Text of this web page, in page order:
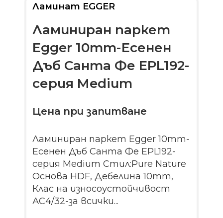
Ламинат EGGER
Ламиниран паркет
Egger 10mm-Есенен
Дъб Санта Фе EPL192-
серия Medium
Цена при запитване
Ламиниран паркет Egger 10mm-
Есенен Дъб Санта Фе EPL192-
серия Medium Стил:Pure Nature
Основа HDF, Дебелина 10mm,
Клас на износоустойчивост
АС4/32-за всички...